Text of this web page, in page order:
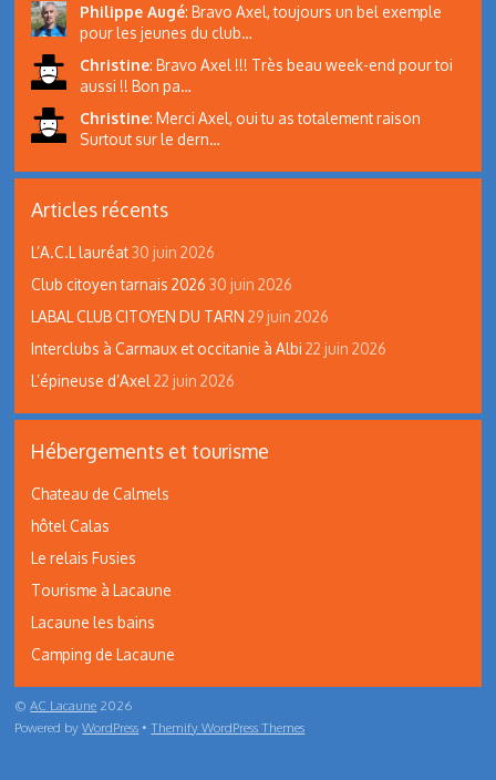
Philippe Augé: Bravo Axel, toujours un bel exemple
pour les jeunes du club…
Christine: Bravo Axel !!! Très beau week-end pour toi
aussi !! Bon pa…
Christine: Merci Axel, oui tu as totalement raison
Surtout sur le dern…
Articles récents
L’A.C.L lauréat 30 juin 2026
Club citoyen tarnais 2026 30 juin 2026
LABAL CLUB CITOYEN DU TARN 29 juin 2026
Interclubs à Carmaux et occitanie à Albi 22 juin 2026
L’épineuse d’Axel 22 juin 2026
Hébergements et tourisme
Chateau de Calmels
hôtel Calas
Le relais Fusies
Tourisme à Lacaune
Lacaune les bains
Camping de Lacaune
©AC Lacaune 2026
Powered byWordPress •Themify WordPress Themes